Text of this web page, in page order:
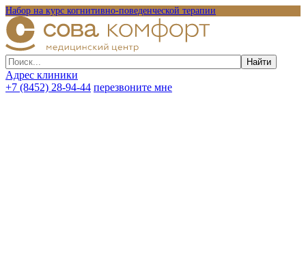
Набор на курс когнитивно-поведенческой терапии
Адрес клиники
+7 (8452) 28-94-44 перезвоните мне